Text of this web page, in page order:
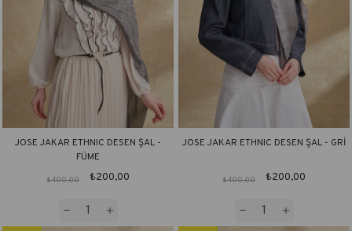
JOSE JAKAR ETHNIC DESEN ŞAL -
FÜME
₺200,00
₺400,00
JOSE JAKAR ETHNIC DESEN ŞAL - GRİ
₺200,00
₺400,00